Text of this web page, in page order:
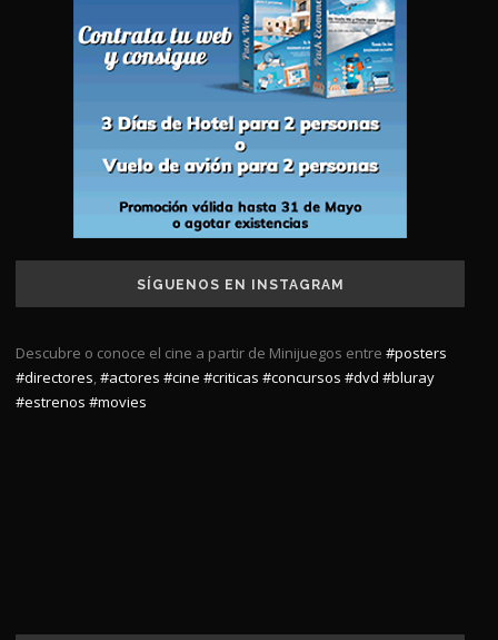
SÍGUENOS EN INSTAGRAM
Descubre o conoce el cine a partir de Minijuegos entre #posters
#directores,#actores #cine #criticas #concursos #dvd #bluray
#estrenos #movies